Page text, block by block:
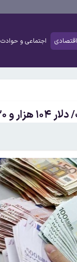
اقتصادی اجتماعی و حوادث